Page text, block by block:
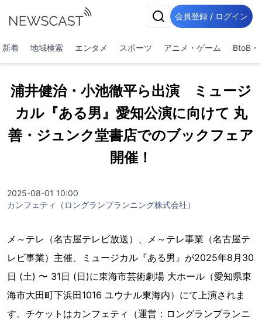
会員登録 / ログイン
新着 地域検索 エンタメ スポーツ アニメ・ゲーム BtoB・
浦井健治・小池徹平ら出演 ミュージ
カル『ある男』愛知公演に向けて 丸
善・ジュンク堂書店でのブックフェア
開催！
2025-08-01 10:00
カンフェティ（ロングランプランニング株式会社）
メ～テレ（名古屋テレビ放送）、メ～テレ事業（名古屋テ
レビ事業）主催、ミュージカル『ある男』が2025年8月30
日 (土) 〜 31日 (日)に東海市芸術劇場 大ホール（愛知県東
海市大田町下浜田1016 ユウナル東海内）にて上演されま
す。チケットはカンフェティ（運営：ロングランプランニ